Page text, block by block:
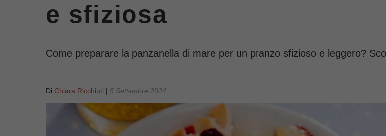
e sfiziosa
Come preparare la panzanella di mare per un pranzo sfizioso e leggero?
Di Chiara Ricchiuti | 5 Settembre 2024